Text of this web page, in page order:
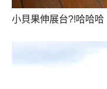
小貝果伸展台?!哈哈哈